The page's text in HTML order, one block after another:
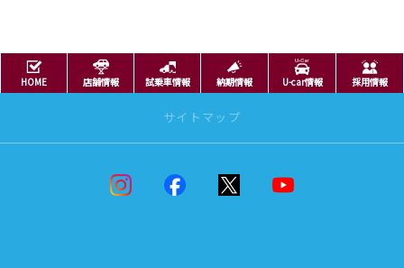
HOME 店舗情報 試乗車情報 納期情報 U-car情報 採用情報
サイトマップ